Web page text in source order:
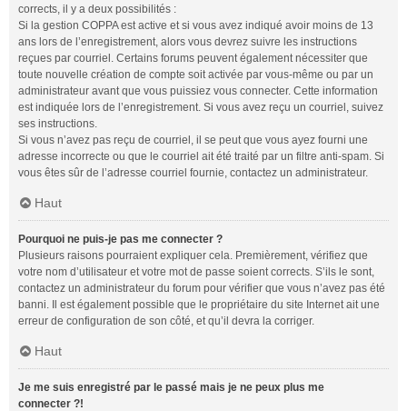
corrects, il y a deux possibilités :
Si la gestion COPPA est active et si vous avez indiqué avoir moins de 13
ans lors de l’enregistrement, alors vous devrez suivre les instructions
reçues par courriel. Certains forums peuvent également nécessiter que
toute nouvelle création de compte soit activée par vous-même ou par un
administrateur avant que vous puissiez vous connecter. Cette information
est indiquée lors de l’enregistrement. Si vous avez reçu un courriel, suivez
ses instructions.
Si vous n’avez pas reçu de courriel, il se peut que vous ayez fourni une
adresse incorrecte ou que le courriel ait été traité par un filtre anti-spam. Si
vous êtes sûr de l’adresse courriel fournie, contactez un administrateur.
Haut
Pourquoi ne puis-je pas me connecter ?
Plusieurs raisons pourraient expliquer cela. Premièrement, vérifiez que
votre nom d’utilisateur et votre mot de passe soient corrects. S’ils le sont,
contactez un administrateur du forum pour vérifier que vous n’avez pas été
banni. Il est également possible que le propriétaire du site Internet ait une
erreur de configuration de son côté, et qu’il devra la corriger.
Haut
Je me suis enregistré par le passé mais je ne peux plus me
connecter ?!